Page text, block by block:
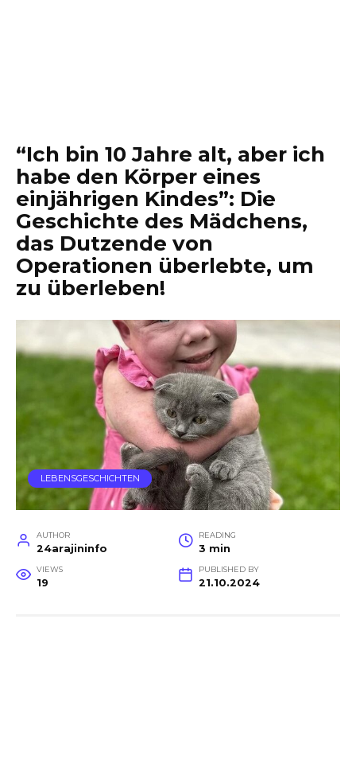
“Ich bin 10 Jahre alt, aber ich
habe den Körper eines
einjährigen Kindes”: Die
Geschichte des Mädchens,
das Dutzende von
Operationen überlebte, um
zu überleben!
LEBENSGESCHICHTEN
AUTHOR
24arajininfo
READING
3 min
VIEWS
19
PUBLISHED BY
21.10.2024